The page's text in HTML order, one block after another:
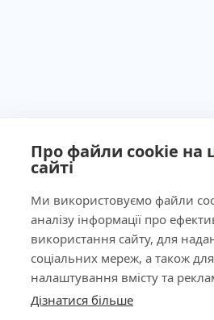
Про файли cookie на
сайті
Ми використовуємо файли
аналізу інформації про
використання сайту, для
соціальних мереж, а також
налаштування вмісту та
Дізнатися більше
Ліцензія МОЗ України №603260 від
Наша адреса
КНОПКА
ЗВ'ЯЗКУ